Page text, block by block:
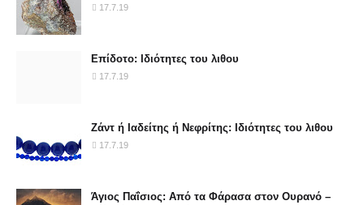
17.7.19
Επίδοτο: Ιδιότητες του λιθου
17.7.19
Ζάντ ή Ιαδείτης ή Νεφρίτης: Ιδιότητες του λιθου
17.7.19
Άγιος Παΐσιος: Από τα Φάρασα στον Ουρανό –